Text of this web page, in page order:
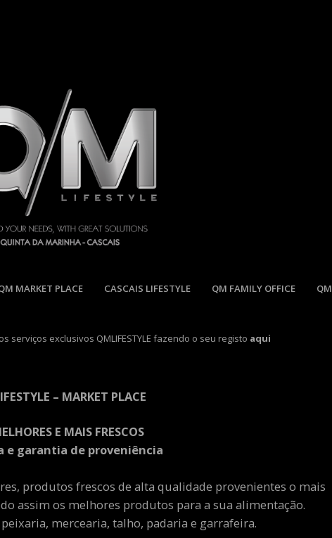
MARKET PLACE CASCAIS LIFESTYLE QM FAMILY OFFICE
serviços exclusivos QMLIFESTYLE fazendo o seu registo aqui
– MARKET PLACE
E MAIS FRESCOS
e garantia de proveniência
produtos frescos de alta qualidade provenientes o mais
assim os melhores produtos para a sua alimentação.
mercearia, talho, padaria e garrafeira.